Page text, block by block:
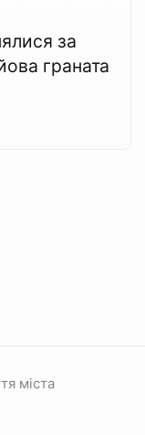
за
граната
міста